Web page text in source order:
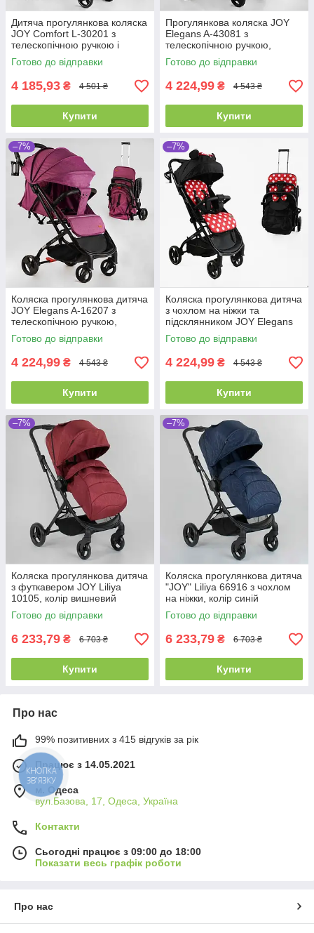
Дитяча прогулянкова коляска
JOY Comfort L-30201 з
телескопічною ручкою і
чохлом на ніжки
Готово до відправки
4 185,93 ₴ 4 501 ₴
Купити
Прогулянкова коляска JOY
Elegans A-43081 з
телескопічною ручкою,
чохлом на ніжки та
підсклянником
Готово до відправки
4 224,99 ₴ 4 543 ₴
Купити
–7%
Коляска прогулянкова дитяча
JOY Elegans A-16207 з
телескопічною ручкою,
чохлом на ніжки та
підсклянником
Готово до відправки
4 224,99 ₴ 4 543 ₴
Купити
–7%
Коляска прогулянкова дитяча
з чохлом на ніжки та
підсклянником JOY Elegans
A-12295 з алюмінієвою
рамою
Готово до відправки
4 224,99 ₴ 4 543 ₴
Купити
–7%
Коляска прогулянкова дитяча
з футкавером JOY Liliya
10105, колір вишневий
Готово до відправки
6 233,79 ₴ 6 703 ₴
Купити
–7%
Коляска прогулянкова дитяча
"JOY" Liliya 66916 з чохлом
на ніжки, колір синій
Готово до відправки
6 233,79 ₴ 6 703 ₴
Купити
Про нас
99% позитивних з 415 відгуків за рік
Працює з 14.05.2021
м. Одеса
вул.Базова, 17, Одеса, Україна
Контакти
Сьогодні працює з 09:00 до 18:00
Показати весь графік роботи
Про нас
КНОПКА
ЗВ'ЯЗКУ